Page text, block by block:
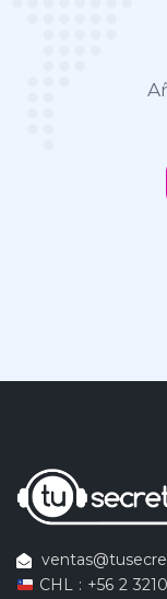
CHL : +56 2